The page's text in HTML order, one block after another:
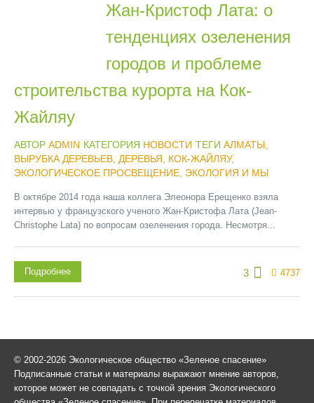
Жан-Кристоф Лата: о
тенденциях озеленения
городов и проблеме
строительства курорта на Кок-
Жайляу
АВТОР ADMIN КАТЕГОРИЯ НОВОСТИ ТЕГИ АЛМАТЫ
ВЫРУБКА ДЕРЕВЬЕВ ДЕРЕВЬЯ КОК-ЖАЙЛЯУ,
ЭКОЛОГИЧЕСКОЕ ПРОСВЕЩЕНИЕ ЭКОЛОГИЯ И МЫ
В октябре 2014 года наша коллега Элеонора Ерещенко взяла
интервью у французского ученого Жан-Кристофа Лата (Jean-
Christophe Lata) по вопросам озеленения города. Несмотря...
3 4737
Подробнее
© 2002-2026 Экологическое общество «Зеленое спасение»
Подписанные статьи и материалы выражают мнение авторов,
которое может не совпадать с точкой зрения Экологического